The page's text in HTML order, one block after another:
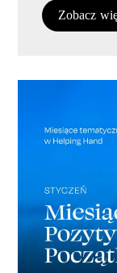
Zobacz